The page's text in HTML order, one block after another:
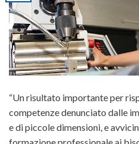
“Un risultato importante per
competenze denunciato dalle
e di piccole dimensioni, e